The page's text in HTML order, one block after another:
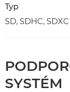
Typ
SD, SDHC, SDXC
SYSTÉM